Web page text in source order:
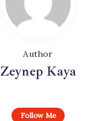
Author
Zeynep Kaya
Follow Me